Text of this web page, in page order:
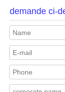
demande ci-